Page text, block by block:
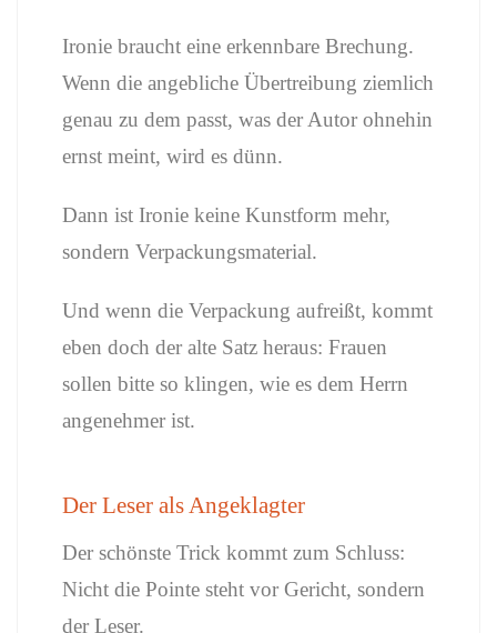
Ironie braucht eine erkennbare Brechung.
Wenn die angebliche Übertreibung ziemlich
genau zu dem passt, was der Autor ohnehin
ernst meint, wird es dünn.
Dann ist Ironie keine Kunstform mehr,
sondern Verpackungsmaterial.
Und wenn die Verpackung aufreißt, kommt
eben doch der alte Satz heraus: Frauen
sollen bitte so klingen, wie es dem Herrn
angenehmer ist.
Der Leser als Angeklagter
Der schönste Trick kommt zum Schluss:
Nicht die Pointe steht vor Gericht, sondern
der Leser.